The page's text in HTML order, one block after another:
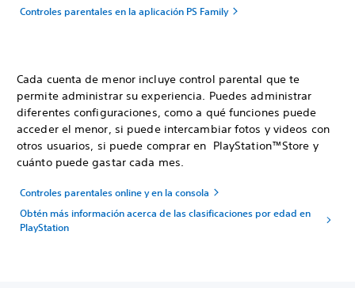
Controles parentales en la aplicación PS Family
Cada cuenta de menor incluye control parental que te
permite administrar su experiencia. Puedes administrar
diferentes configuraciones, como a qué funciones puede
acceder el menor, si puede intercambiar fotos y videos con
otros usuarios, si puede comprar en PlayStation™Store y
cuánto puede gastar cada mes.
Controles parentales online y en la consola
Obtén más información acerca de las clasificaciones por edad en
PlayStation